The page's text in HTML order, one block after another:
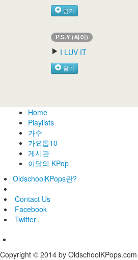
담기
P.S.Y (싸이)
I LUV IT
담기
Home
Playlists
가수
가요톱10
게시판
이달의 KPop
OldschoolKPops란?
Contact Us
Facebook
Twitter
Copyright © 2014 by OldschoolKPops.com